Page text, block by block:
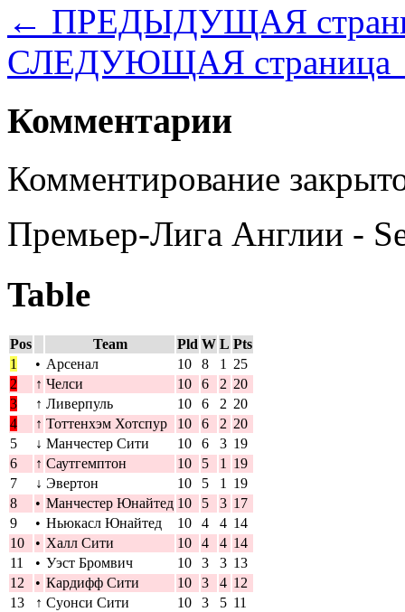
← ПРЕДЫДУЩАЯ
СЛЕДУЮЩАЯ
Комментарии
Комментирование
Премьер-Лига Англии -
Table
Pos Team Pld W L Pts
1
• Арсенал 10 8 1
25
2
↑ Челси 10 6 2 20
3
↑ Ливерпуль 10 6 2 20
4
↑ Тоттенхэм Хотспур 10 6 2 20
5
↓ Манчестер Сити 10 6 3 19
6
↑ Саутгемптон 10 5 1
19
7
↓ Эвертон 10 5 1
19
8
• Манчестер Юнайтед 10 5 3 17
9
• Ньюкасл Юнайтед 10 4 4 14
10
• Халл Сити 10 4 4 14
11
• Уэст Бромвич 10 3 3 13
12
• Кардифф Сити 10 3 4 12
13
↑ Суонси Сити 10 3 5 11